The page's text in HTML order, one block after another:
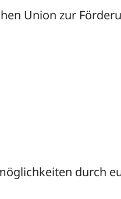
Union zur
durch